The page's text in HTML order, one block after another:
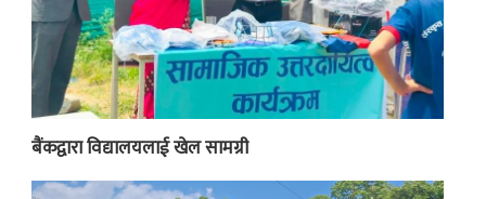
बैंकद्वारा विद्यालयलाई खेल सामग्री